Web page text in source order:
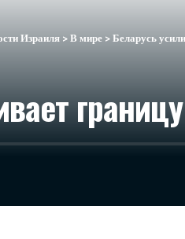
Израиля>В мире >Беларусь